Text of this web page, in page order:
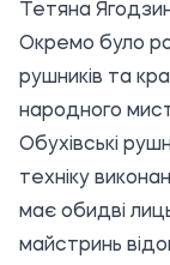
Тетяна
Окремо було
рушників та
народного
Обухівські
техніку
має обидві
майстринь